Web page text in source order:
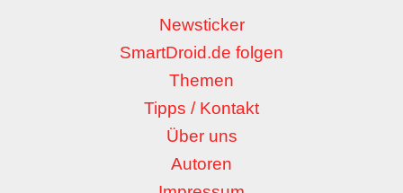
Newsticker
SmartDroid.de folgen
Themen
Tipps / Kontakt
Über uns
Autoren